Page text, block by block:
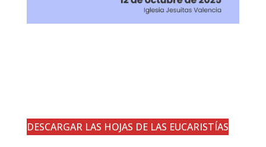
DESCARGAR LAS HOJAS DE LAS EUCARISTÍAS